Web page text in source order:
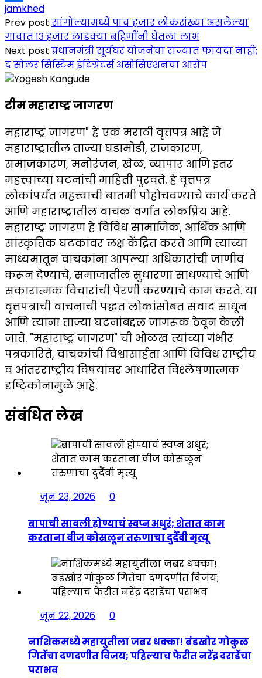
Share
jamkhed
Prev post सांगोल्यामध्ये पाच हजार लोकसंख्या असलेल्या
गावात १३ हजार लाडक्या बहिणींनी घेतला लाभ
Next post प्रधानमंत्री सूर्यघर योजनेचा राज्यात फायदा नाही;
द सोलर सिस्टिम इंटिग्रेटर्स असोसिएशनचा आरोप
टीम महाराष्ट्र जागरण
महाराष्ट्र जागरण" हे एक मराठी वृत्तपत्र आहे जे
महाराष्ट्रातील ताज्या घडामोडी, राजकारण,
समाजकारण, मनोरंजन, खेळ, व्यापार आणि इतर
महत्त्वाच्या घटनांची माहिती पुरवते. हे वृत्तपत्र
लोकांपर्यंत महत्त्वाची बातमी पोहोचवण्याचे कार्य करते
आणि महाराष्ट्रातील वाचक वर्गात लोकप्रिय आहे.
महाराष्ट्र जागरण हे विविध सामाजिक, आर्थिक आणि
सांस्कृतिक घटकांवर लक्ष केंद्रित करते आणि त्याच्या
माध्यमातून वाचकांना आपल्या अधिकारांची जाणीव
करून देण्याचे, समाजातील सुधारणा साधण्याचे आणि
सकारात्मक विचारांची पेरणी करण्याचे काम करते. या
वृत्तपत्राची वाचनाची पद्धत लोकांसोबत संवाद साधून
आणि त्यांना ताज्या घटनांबद्दल जागरूक ठेवून केली
जाते. "महाराष्ट्र जागरण" ची ओळख त्यांच्या गंभीर
पत्रकारिते, वाचकांची विश्वासार्हता आणि विविध राष्ट्रीय
व आंतरराष्ट्रीय विषयांवर आधारित विश्लेषणात्मक
दृष्टिकोनामुळे आहे.
संबंधित लेख
जून 23, 2026
0
बापाची सावली होण्याचं स्वप्न अधुरं; शेतात काम
करताना वीज कोसळून तरुणाचा दुर्दैवी मृत्यू
जून 22, 2026
0
नाशिकमध्ये महायुतीला जबर धक्का! बंडखोर गोकुळ
गितेंचा दणदणीत विजय; पहिल्याच फेरीत नरेंद्र दराडेंचा
पराभव